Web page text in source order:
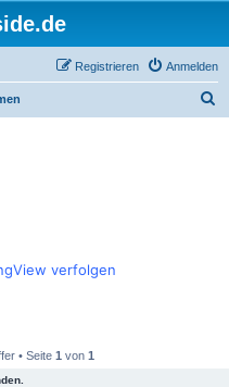
Anmelden
Registrieren
verfolgen
• Seite 1 von 1